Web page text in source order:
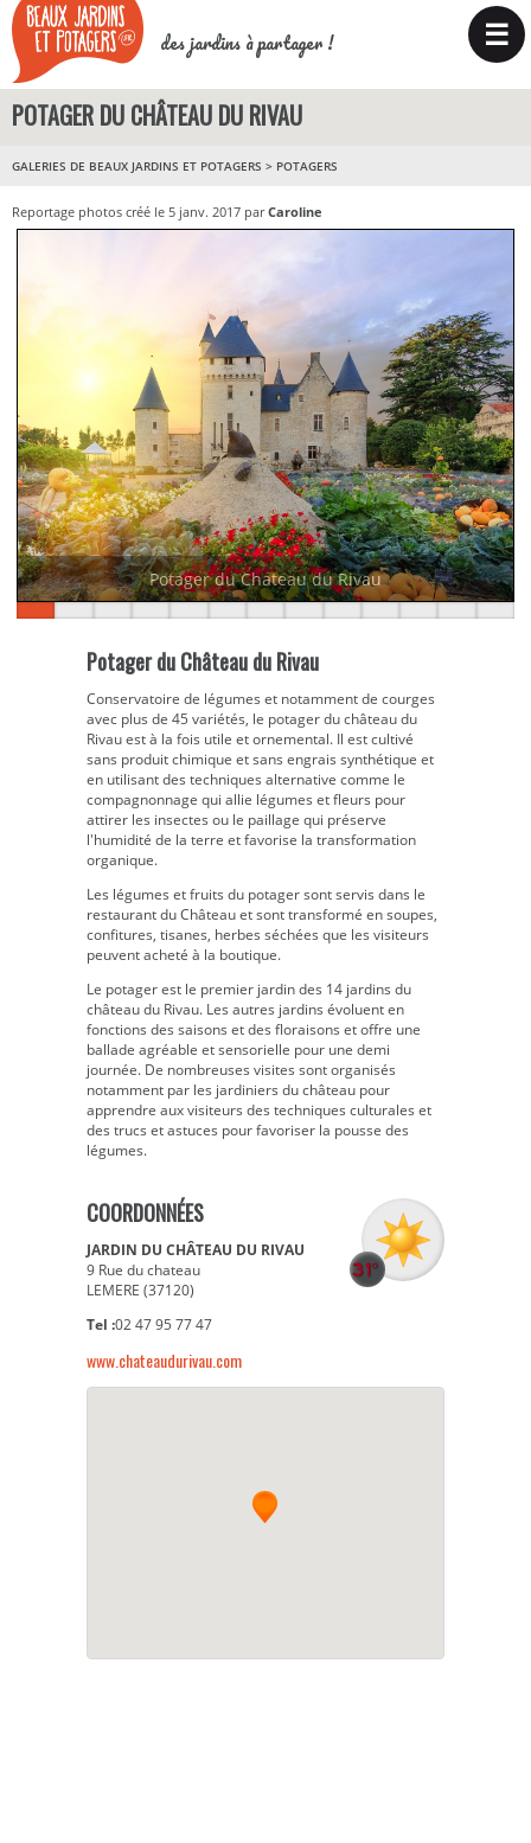
des jardins à partager ! ☰
POTAGER DU CHÂTEAU DU RIVAU
GALERIES DE BEAUX JARDINS ET POTAGERS > POTAGERS
Reportage photos créé le 5 janv. 2017 parCaroline
Potager du Chateau du Rivau
Potager du Château du Rivau
Conservatoire de légumes et notamment de courges
avec plus de 45 variétés, le potager du château du
Rivau est à la fois utile et ornemental. Il est cultivé
sans produit chimique et sans engrais synthétique et
en utilisant des techniques alternative comme le
compagnonnage qui allie légumes et fleurs pour
attirer les insectes ou le paillage qui préserve
l'humidité de la terre et favorise la transformation
organique.
Les légumes et fruits du potager sont servis dans le
restaurant du Château et sont transformé en soupes,
confitures, tisanes, herbes séchées que les visiteurs
peuvent acheté à la boutique.
Le potager est le premier jardin des 14 jardins du
château du Rivau. Les autres jardins évoluent en
fonctions des saisons et des floraisons et offre une
ballade agréable et sensorielle pour une demi
journée. De nombreuses visites sont organisés
notamment par les jardiniers du château pour
apprendre aux visiteurs des techniques culturales et
des trucs et astuces pour favoriser la pousse des
légumes.
COORDONNÉES
JARDIN DU CHÂTEAU DU RIVAU
9 Rue du chateau
LEMERE (37120)
Tel :02 47 95 77 47
www.chateaudurivau.com